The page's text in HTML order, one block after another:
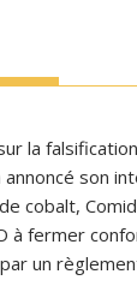
la
son
cobalt,
à fermer
un